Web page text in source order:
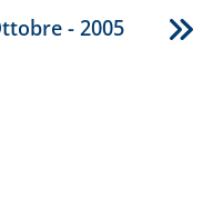
- 2005